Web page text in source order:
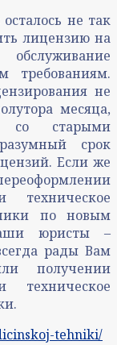
не так
лицензию на
требованиям.
не
месяца,
со старыми
срок
Если же
по новым
юристы –
рады Вам
получении
tehniki/